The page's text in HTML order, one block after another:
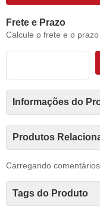
Frete e Prazo
Calcule o frete e o
Informações do
Produtos
Carregando
Tags do Produto